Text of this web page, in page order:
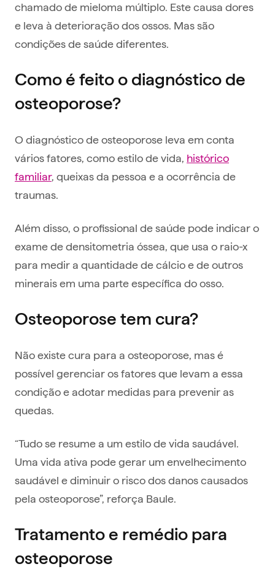
chamado de mieloma múltiplo. Este causa dores
e leva à deterioração dos ossos. Mas são
condições de saúde diferentes.
Como é feito o diagnóstico de
osteoporose?
O diagnóstico de osteoporose leva em conta
vários fatores, como estilo de vida, histórico
familiar, queixas da pessoa e a ocorrência de
traumas.
Além disso, o profissional de saúde pode indicar o
exame de densitometria óssea, que usa o raio-x
para medir a quantidade de cálcio e de outros
minerais em uma parte específica do osso.
Osteoporose tem cura?
Não existe cura para a osteoporose, mas é
possível gerenciar os fatores que levam a essa
condição e adotar medidas para prevenir as
quedas.
“Tudo se resume a um estilo de vida saudável.
Uma vida ativa pode gerar um envelhecimento
saudável e diminuir o risco dos danos causados
pela osteoporose”, reforça Baule.
Tratamento e remédio para
osteoporose